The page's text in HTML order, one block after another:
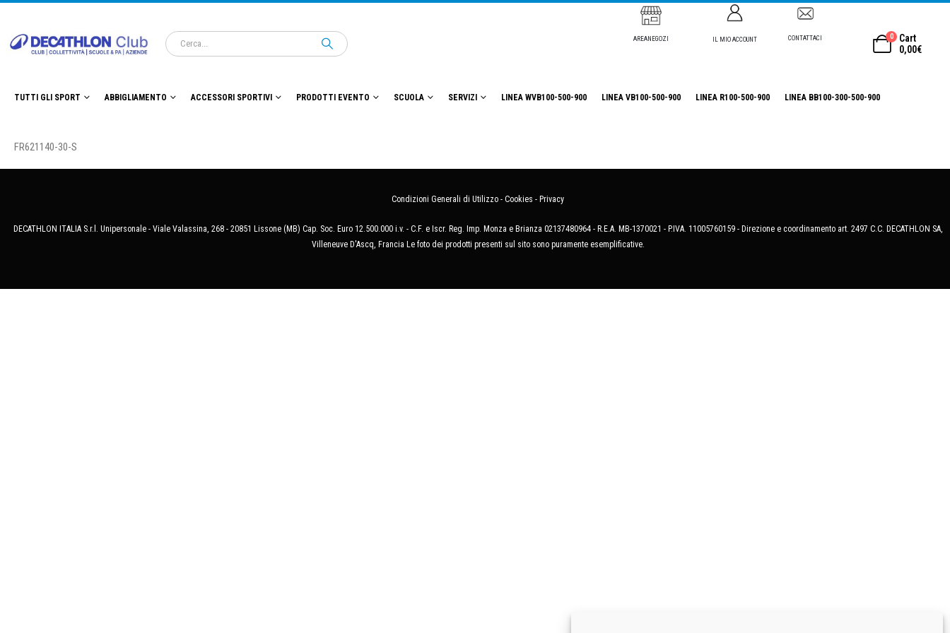
AREANEGOZI IL MIO ACCOUNT CONTATTACI 0
Cart
0,00€
TUTTI GLI SPORT ABBIGLIAMENTO ACCESSORI SPORTIVI PRODOTTI EVENTO SCUOLA SERVIZI LINEA WVB100-500-900 LINEA VB100-500-900 LINEA R100-500-900 LINEA BB100-300-500-900
FR621140-30-S
Condizioni Generali di Utilizzo - Cookies - Privacy
DECATHLON ITALIA S.r.l. Unipersonale - Viale Valassina, 268 - 20851 Lissone (MB) Cap. Soc. Euro 12.500.000 i.v. - C.F. e Iscr. Reg. Imp. Monza e Brianza 02137480964 - R.E.A. MB-1370021 - P.IVA. 11005760159 - Direzione e coordinamento art. 2497 C.C. DECATHLON SA,
Villeneuve D'Ascq, Francia Le foto dei prodotti presenti sul sito sono puramente esemplificative.